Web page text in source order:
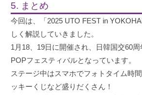
5. まとめ
今回は、「2025 UTO FEST in
しく解説していきました。
1月18、19日に開催され、日韓国交60
POPフェスティバルとなっています。
ステージ中はスマホでフォトタイム時
ッキーくじなど盛りだくさん！